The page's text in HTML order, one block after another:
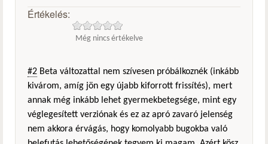
Értékelés:
Még nincs értékelve
#2 Beta változattal nem szívesen próbálkoznék (inkább
kivárom, amíg jön egy újabb kiforrott frissítés), mert
annak még inkább lehet gyermekbetegsége, mint egy
véglegesített verziónak és ez az apró zavaró jelenség
nem akkora érvágás, hogy komolyabb bugokba való